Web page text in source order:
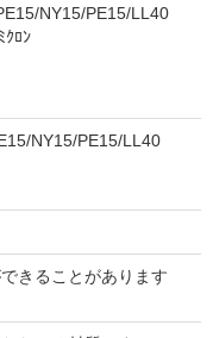
NY15/PE15/LL40
ｸﾛﾝ
NY15/PE15/LL40
きることがあります